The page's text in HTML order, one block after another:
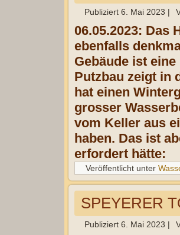
Publiziert 6. Mai 2023 |
06.05.2023: Das
ebenfalls
Gebäude ist
Putzbau zeigt in
hat einen
grosser
vom Keller aus
haben. Das ist
erfordert hätte:
Veröffentlicht unter
SPEYERER
Publiziert 6. Mai 2023 |